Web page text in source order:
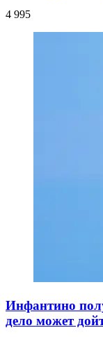
4 995
Инфантино
дело может